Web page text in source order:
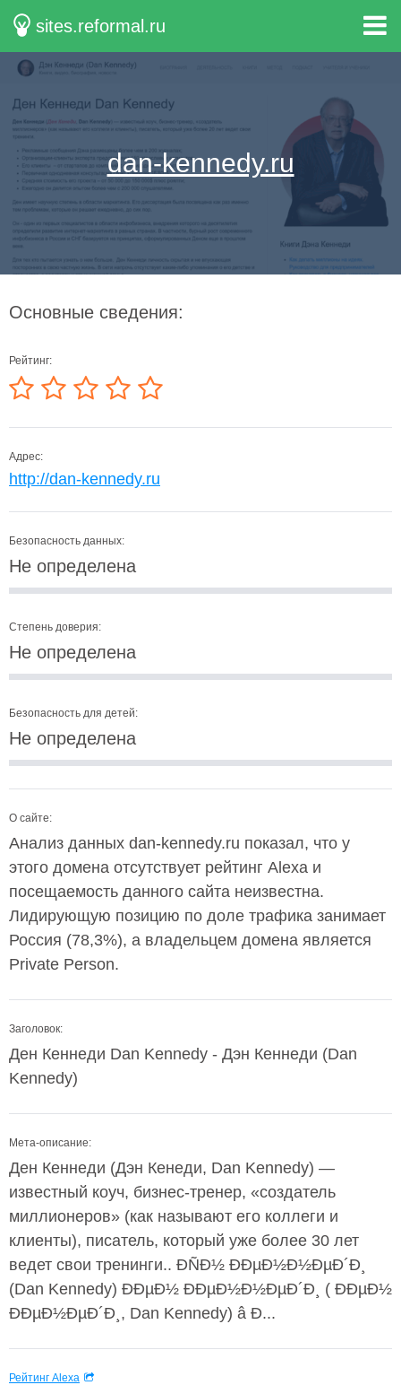
sites.reformal.ru
dan-kennedy.ru
Основные сведения:
Рейтинг:
Адрес:
http://dan-kennedy.ru
Безопасность данных:
Не определена
Степень доверия:
Не определена
Безопасность для детей:
Не определена
О сайте:
Анализ данных dan-kennedy.ru показал, что у
этого домена отсутствует рейтинг Alexa и
посещаемость данного сайта неизвестна.
Лидирующую позицию по доле трафика занимает
Россия (78,3%), а владельцем домена является
Private Person.
Заголовок:
Ден Кеннеди Dan Kennedy - Дэн Кеннеди (Dan
Kennedy)
Мета-описание:
Ден Кеннеди (Дэн Кенеди, Dan Kennedy) —
известный коуч, бизнес-тренер, «создатель
миллионеров» (как называют его коллеги и
клиенты), писатель, который уже более 30 лет
ведет свои тренинги.. ÐÑÐ½ ÐÐµÐ½Ð½ÐµÐ´Ð¸
(Dan Kennedy) ÐÐµÐ½ ÐÐµÐ½Ð½ÐµÐ´Ð¸ ( ÐÐµÐ½
ÐÐµÐ½ÐµÐ´Ð¸, Dan Kennedy) â Ð...
Рейтинг Alexa